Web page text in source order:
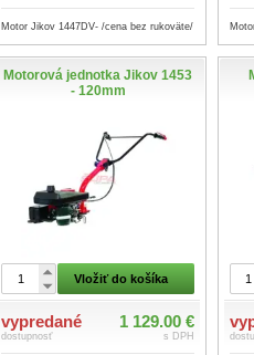
Motor Jikov 1447DV- /cena bez rukoväte/
Motorová jednotka Jikov 1453
- 120mm
Vložiť do košíka
vypredané
dostupnosť
1 129.00 €
s DPH